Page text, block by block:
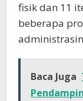
fisik dan 11
beberapa
Baca Juga